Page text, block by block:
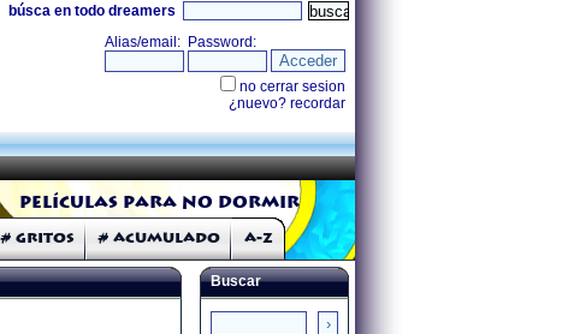
búsca en todo dreamers
Películas para no dormir
# Gritos # Acumulado A-Z
Buscar